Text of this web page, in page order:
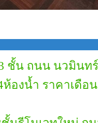
ชั้น ถนน นวมินท
องน้ำ ราคาเดือ